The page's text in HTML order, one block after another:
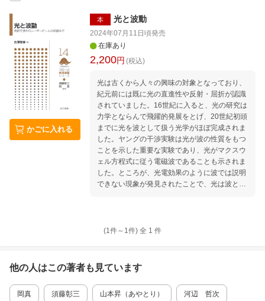
かごに入れる
本 光と波動
2024年07月11日頃発売
在庫あり
2,200円 (税込)
光は古くから人々の興味の対象となっており、
紀元前には既に光の直進性や反射・屈折が認識
されていました。16世紀に入ると、光の研究は
力学とならんで飛躍的発展をとげ、20世紀初頭
までに光を波として扱う光学がほぼ完成されま
した。ヤングの干渉実験は光が波の性質をもつ
ことを示した重要な実験であり、光がマクスウ
ェル方程式に従う電磁波であることも示されま
した。ところが、光電効果のように波では説明
できない現象が発見されたことで、光は波と粒
ちの日常生活において不可欠なものとなってい
30の例題、発展問題を配置しています。マクス
ウェル方程式に基づく伝播、干渉、回折といっ
た基礎的事項に始まり、レンズ、光線光学など
の実際の光学系の設計に役立つ事項を取り上げ
(1件～ 1件) 全 1 件
他の人はこの著者も見ています
岡真 須藤彰三 山本昇（あやとり） 河辺 哲次